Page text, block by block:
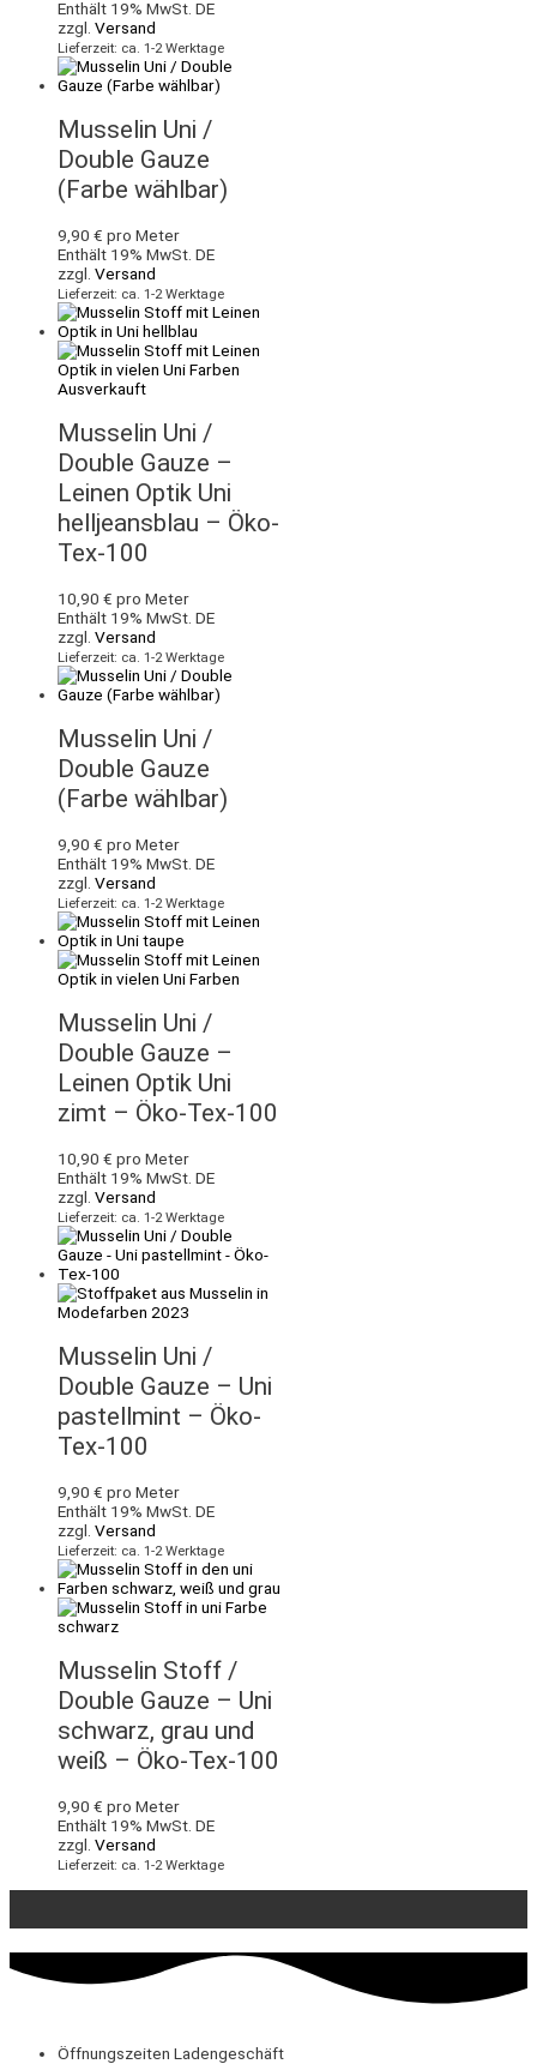
Enthält 19% MwSt. DE
zzgl. Versand
Lieferzeit: ca. 1-2 Werktage
Musselin Uni /
Double Gauze
(Farbe wählbar)
9,90 € pro Meter
Enthält 19% MwSt. DE
zzgl. Versand
Lieferzeit: ca. 1-2 Werktage
Ausverkauft
Musselin Uni /
Double Gauze –
Leinen Optik Uni
helljeansblau – Öko-
Tex-100
10,90 € pro Meter
Enthält 19% MwSt. DE
zzgl. Versand
Lieferzeit: ca. 1-2 Werktage
Musselin Uni /
Double Gauze
(Farbe wählbar)
9,90 € pro Meter
Enthält 19% MwSt. DE
zzgl. Versand
Lieferzeit: ca. 1-2 Werktage
Musselin Uni /
Double Gauze –
Leinen Optik Uni
zimt – Öko-Tex-100
10,90 € pro Meter
Enthält 19% MwSt. DE
zzgl. Versand
Lieferzeit: ca. 1-2 Werktage
Musselin Uni /
Double Gauze – Uni
pastellmint – Öko-
Tex-100
9,90 € pro Meter
Enthält 19% MwSt. DE
zzgl. Versand
Lieferzeit: ca. 1-2 Werktage
Musselin Stoff /
Double Gauze – Uni
schwarz, grau und
weiß – Öko-Tex-100
9,90 € pro Meter
Enthält 19% MwSt. DE
zzgl. Versand
Lieferzeit: ca. 1-2 Werktage
Öffnungszeiten Ladengeschäft